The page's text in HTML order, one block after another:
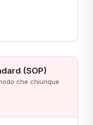
(SOP)
che chiunque